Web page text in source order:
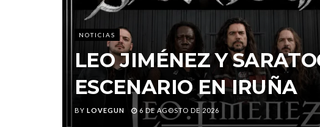
NOTICIAS
LEO JIMÉNEZ Y
ESCENARIO EN IRUÑA
BY LOVEGUN 6 DE AGOSTO DE 2026